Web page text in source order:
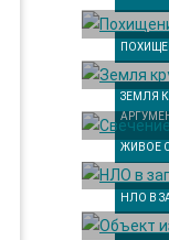
ЗЕМЛЯ
ЖИВОЕ
НЛО В